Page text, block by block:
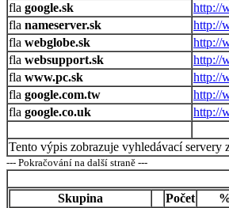
google.sk
http://
nameserver.sk
http://
webglobe.sk
http://
websupport.sk
http://
www.pc.sk
http://
google.com.tw
http://
google.co.uk
http://
Tento výpis zobrazuje vyhledávací servery
--- Pokračování na další straně ---
Skupina
Počet